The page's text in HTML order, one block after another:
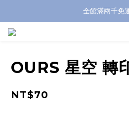
全館滿兩千免
全館滿兩千免
OURS 星空 轉
NT$70